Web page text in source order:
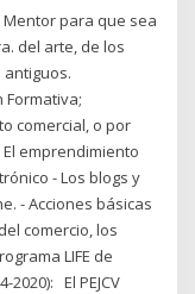
para que sea
del arte, de los
antiguos.
Formativa;
comercial, o por
emprendimiento
- Los blogs y
- Acciones básicas
comercio, los
LIFE de
El PEJCV